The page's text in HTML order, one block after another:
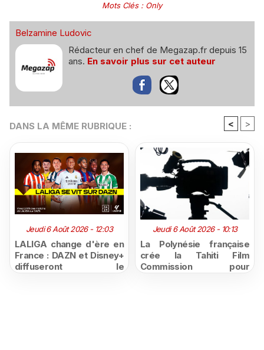
Mots Clés: Only
Belzamine Ludovic
Rédacteur en chef de Megazap.fr depuis 15
ans. En savoir plus sur cet auteur
DANS LA MÊME RUBRIQUE : < >
Jeudi 6 Août 2026 - 12:03
LALIGA change d'ère en
France : DAZN et Disney+
diffuseront le
Jeudi 6 Août 2026 - 10:13
La Polynésie française
crée la Tahiti Film
Commission pour